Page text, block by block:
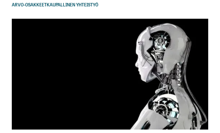
ARVO-OSAKKEETKAUPALLINEN YHTEISTYÖ